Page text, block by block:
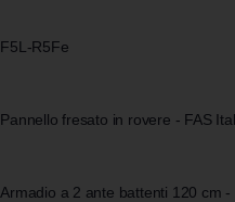
F5L-R5Fe
Pannello fresato in rovere - FAS
Armadio a 2 ante battenti 120 cm -